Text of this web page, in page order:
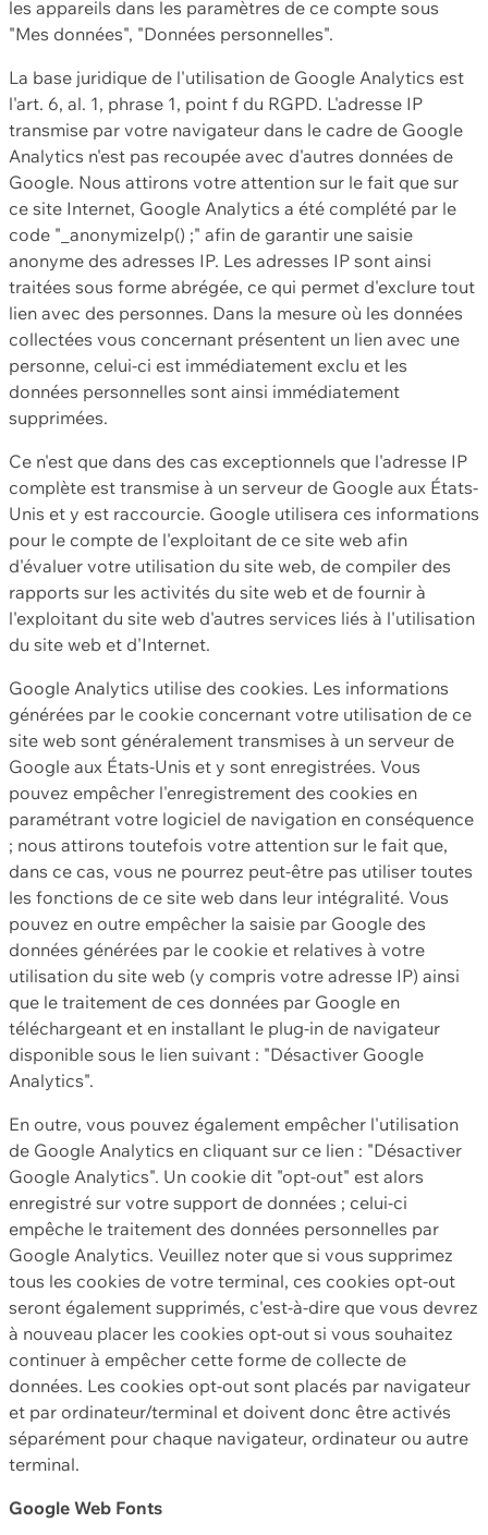
les appareils dans les paramètres de ce compte sous
"Mes données", "Données personnelles".
La base juridique de l'utilisation de Google Analytics est
l'art. 6, al. 1, phrase 1, point f du RGPD. L'adresse IP
transmise par votre navigateur dans le cadre de Google
Analytics n'est pas recoupée avec d'autres données de
Google. Nous attirons votre attention sur le fait que sur
ce site Internet, Google Analytics a été complété par le
code "_anonymizeIp() ;" afin de garantir une saisie
anonyme des adresses IP. Les adresses IP sont ainsi
traitées sous forme abrégée, ce qui permet d'exclure tout
lien avec des personnes. Dans la mesure où les données
collectées vous concernant présentent un lien avec une
personne, celui-ci est immédiatement exclu et les
données personnelles sont ainsi immédiatement
supprimées.
Ce n'est que dans des cas exceptionnels que l'adresse IP
complète est transmise à un serveur de Google aux États-
Unis et y est raccourcie. Google utilisera ces informations
pour le compte de l'exploitant de ce site web afin
d'évaluer votre utilisation du site web, de compiler des
rapports sur les activités du site web et de fournir à
l'exploitant du site web d'autres services liés à l'utilisation
du site web et d'Internet.
Google Analytics utilise des cookies. Les informations
générées par le cookie concernant votre utilisation de ce
site web sont généralement transmises à un serveur de
Google aux États-Unis et y sont enregistrées. Vous
pouvez empêcher l'enregistrement des cookies en
paramétrant votre logiciel de navigation en conséquence
; nous attirons toutefois votre attention sur le fait que,
dans ce cas, vous ne pourrez peut-être pas utiliser toutes
les fonctions de ce site web dans leur intégralité. Vous
pouvez en outre empêcher la saisie par Google des
données générées par le cookie et relatives à votre
utilisation du site web (y compris votre adresse IP) ainsi
que le traitement de ces données par Google en
téléchargeant et en installant le plug-in de navigateur
disponible sous le lien suivant : "Désactiver Google
Analytics".
En outre, vous pouvez également empêcher l'utilisation
de Google Analytics en cliquant sur ce lien : "Désactiver
Google Analytics". Un cookie dit "opt-out" est alors
enregistré sur votre support de données ; celui-ci
empêche le traitement des données personnelles par
Google Analytics. Veuillez noter que si vous supprimez
tous les cookies de votre terminal, ces cookies opt-out
seront également supprimés, c'est-à-dire que vous devrez
à nouveau placer les cookies opt-out si vous souhaitez
continuer à empêcher cette forme de collecte de
données. Les cookies opt-out sont placés par navigateur
et par ordinateur/terminal et doivent donc être activés
séparément pour chaque navigateur, ordinateur ou autre
terminal.
Google Web Fonts